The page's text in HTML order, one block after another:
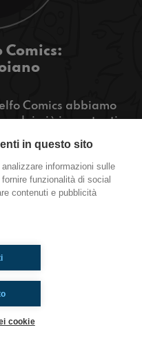
Comics:
Comics abbiamo
dei più importanti
in Italia. Per
ascoltate qui!
in questo sito
informazioni sulle
funzionalità di social
contenuti e pubblicità
cookie